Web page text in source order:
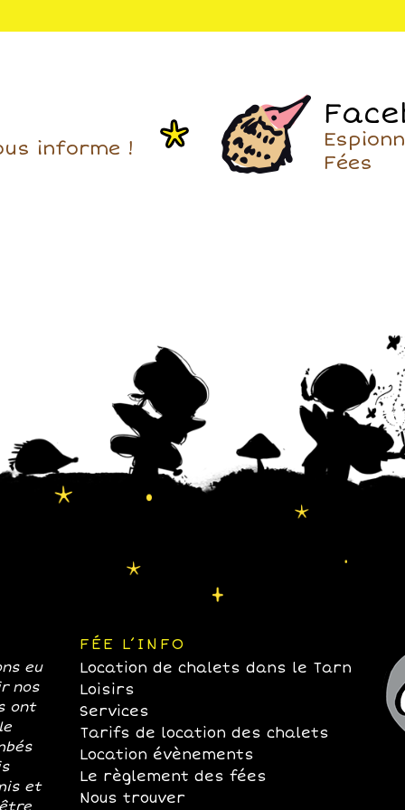
sont des hôtes à la
sympathiques et
informe !
Fées
eu
nos
ont
et
FÉE L’INFO
Location de chalets dans le Tarn
Loisirs
Services
Tarifs de location des chalets
Location évènements
Le règlement des fées
Nous trouver